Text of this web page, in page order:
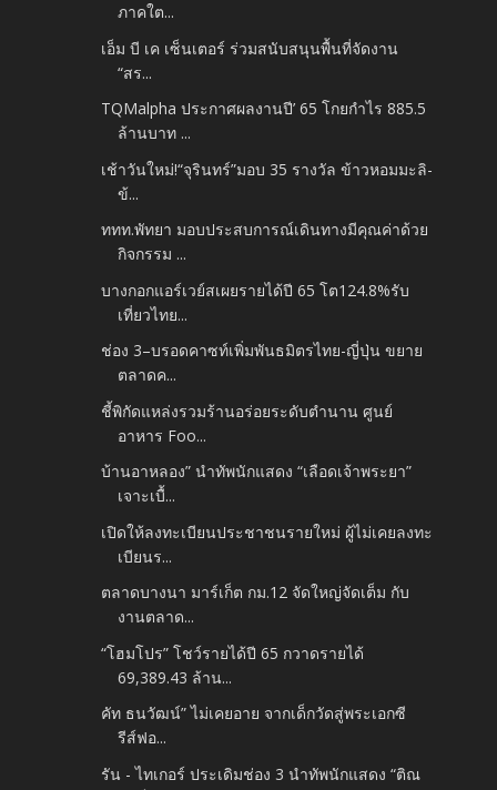
ภาคใต...
เอ็ม บี เค เซ็นเตอร์ ร่วมสนับสนุนพื้นที่จัดงาน
“สร...
TQMalpha ประกาศผลงานปี’ 65 โกยกำไร 885.5
ล้านบาท ...
เช้าวันใหม่!“จุรินทร์”มอบ 35 รางวัล ข้าวหอมมะลิ-
ข้...
ททท.พัทยา มอบประสบการณ์เดินทางมีคุณค่าด้วย
กิจกรรม ...
บางกอกแอร์เวย์สเผยรายได้ปี 65 โต124.8%รับ
เที่ยวไทย...
ช่อง 3–บรอดคาซท์เพิ่มพันธมิตรไทย-ญี่ปุ่น ขยาย
ตลาดค...
ชี้พิกัดแหล่งรวมร้านอร่อยระดับตำนาน ศูนย์
อาหาร Foo...
บ้านอาหลอง” นำทัพนักแสดง “เลือดเจ้าพระยา”
เจาะเบื้...
เปิดให้ลงทะเบียนประชาชนรายใหม่ ผู้ไม่เคยลงทะ
เบียนร...
ตลาดบางนา มาร์เก็ต กม.12 จัดใหญ่จัดเต็ม กับ
งานตลาด...
“โฮมโปร” โชว์รายได้ปี 65 กวาดรายได้
69,389.43 ล้าน...
คัท ธนวัฒน์” ไม่เคยอาย จากเด็กวัดสู่พระเอกซี
รีส์ฟอ...
รัน - ไทเกอร์ ประเดิมช่อง 3 นำทัพนักแสดง “ติณ